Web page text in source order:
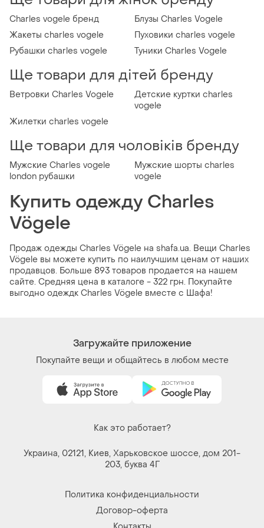
Charles vogele бренд
Блузы Charles Vogele
Жакеты charles vogele
Пуховики charles vogele
Рубашки charles vogele
Туники Charles Vogele
Ще товари для дітей бренду
Ветровки Charles Vogele
Детские куртки charles
vogele
Жилетки charles vogele
Ще товари для чоловіків бренду
Мужские Charles vogele
london рубашки
Мужские шорты charles
vogele
Купить одежду Charles
Vögele
Продаж одежды Charles Vögele на shafa.ua. Вещи Charles
Vögele вы можете купить по наилучшим ценам от наших
продавцов. Больше 893 товаров продается на нашем
сайте. Средняя цена в каталоге - 322 грн. Покупайте
выгодно одеждк Charles Vögele вместе с Шафа!
Загружайте приложение
Покупайте вещи и общайтесь в любом месте
Как это работает?
Украина, 02121, Киев, Харьковское шоссе, дом 201-
203, буква 4Г
Политика конфиденциальности
Договор-оферта